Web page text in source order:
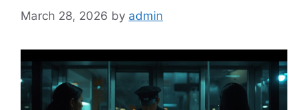
March 28, 2026 by admin